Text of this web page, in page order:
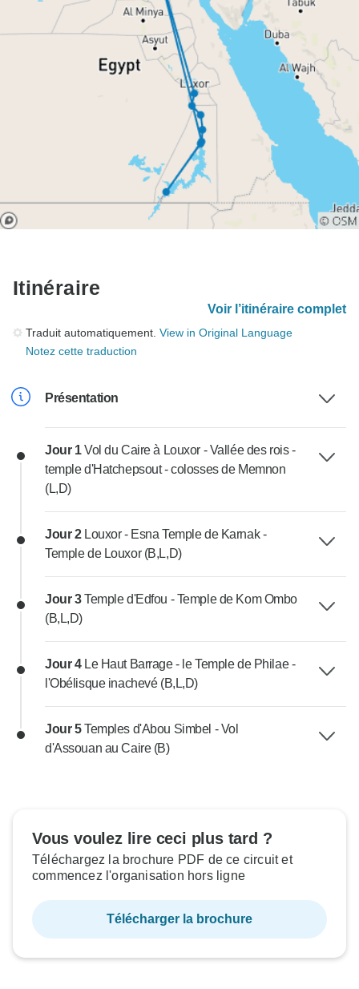
Itinéraire
Voir l’itinéraire complet
Traduit automatiquement. View in Original Language
Notez cette traduction
Présentation
Jour 1Vol du Caire à Louxor - Vallée des rois -
temple d'Hatchepsout - colosses de Memnon
(L,D)
Jour 2 Louxor - Esna Temple de Karnak -
Temple de Louxor (B,L,D)
Jour 3Temple d'Edfou - Temple de Kom Ombo
(B,L,D)
Jour 4 Le Haut Barrage - le Temple de Philae -
l'Obélisque inachevé (B,L,D)
Jour 5Temples d'Abou Simbel - Vol
d'Assouan au Caire (B)
Vous voulez lire ceci plus tard ?
Téléchargez la brochure PDF de ce circuit et
commencez l'organisation hors ligne
Télécharger la brochure